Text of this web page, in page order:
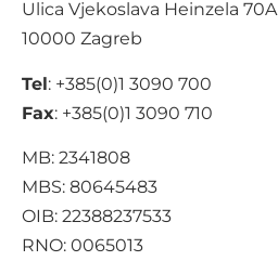
Ulica Vjekoslava Heinzela 70A
10000 Zagreb
Tel: +385(0)1 3090 700
Fax: +385(0)1 3090 710
MB: 2341808
MBS: 80645483
OIB: 22388237533
RNO: 0065013